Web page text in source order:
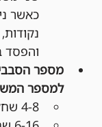
והפסד ב־0
מספר
למספר
4-8 שחקנים - 3 סבבים